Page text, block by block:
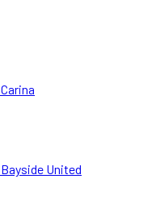
Carina
Bayside United